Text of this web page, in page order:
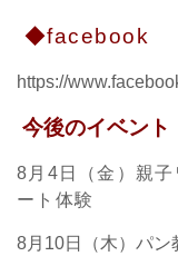
◆facebook
https://
今後のイベント
8月4日（金）親
ート体験
8月10日（木）パン